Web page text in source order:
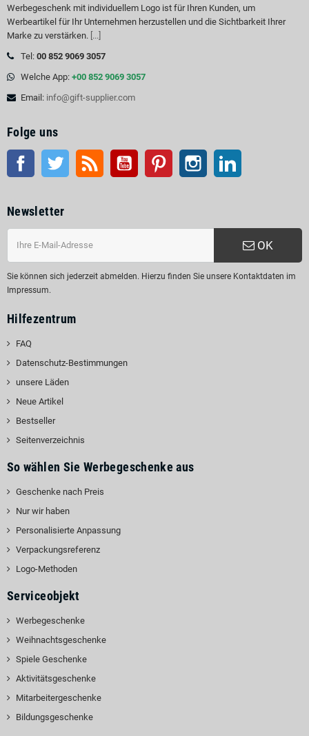
Werbegeschenk mit individuellem Logo ist für Ihren Kunden, um
Werbeartikel für Ihr Unternehmen herzustellen und die Sichtbarkeit Ihrer
Marke zu verstärken. [...]
Tel: 00 852 9069 3057
Welche App: +00 852 9069 3057
Email: info@gift-supplier.com
Folge uns
Facebook Twitter RSS Youtube Pinterest Instagram
Newsletter
OK
Sie können sich jederzeit abmelden. Hierzu finden Sie unsere Kontaktdaten im
Impressum.
Hilfezentrum
FAQ
Datenschutz-Bestimmungen
unsere Läden
Neue Artikel
Bestseller
Seitenverzeichnis
So wählen Sie Werbegeschenke aus
Geschenke nach Preis
Nur wir haben
Personalisierte Anpassung
Verpackungsreferenz
Logo-Methoden
Serviceobjekt
Werbegeschenke
Weihnachtsgeschenke
Spiele Geschenke
Aktivitätsgeschenke
Mitarbeitergeschenke
Bildungsgeschenke